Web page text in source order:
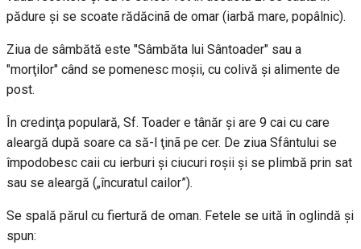
pădure şi se scoate rădăcinã de omar (iarbă mare, popâlnic).
Ziua de sâmbătă este "Sâmbăta lui Sântoader" sau a
"morţilor" când se pomenesc moşii, cu colivă şi alimente de
post.
În credinţa populară, Sf. Toader e tânăr şi are 9 cai cu care
aleargă după soare ca să-l ţinã pe cer. De ziua Sfântului se
împodobesc caii cu ierburi şi ciucuri roşii şi se plimbă prin sat
sau se aleargă („încuratul cailor”).
Se spală părul cu fiertură de oman. Fetele se uită în oglindă şi
spun: